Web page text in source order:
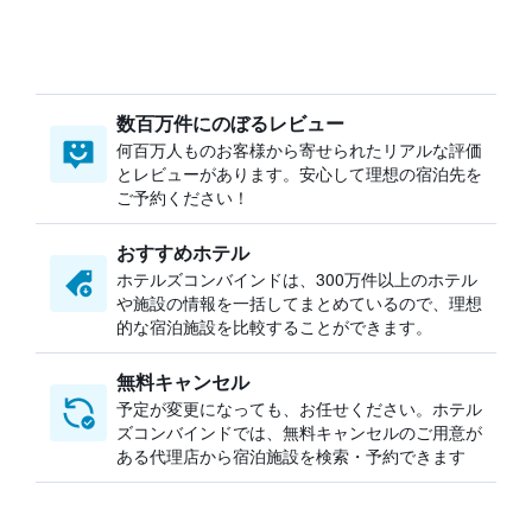
数百万件にのぼるレビュー
何百万人ものお客様から寄せられたリアルな評価
とレビューがあります。安心して理想の宿泊先を
ご予約ください！
おすすめホテル
ホテルズコンバインドは、300万件以上のホテル
や施設の情報を一括してまとめているので、理想
的な宿泊施設を比較することができます。
無料キャンセル
予定が変更になっても、お任せください。ホテル
ズコンバインドでは、無料キャンセルのご用意が
ある代理店から宿泊施設を検索・予約できます